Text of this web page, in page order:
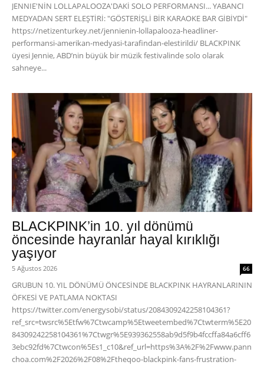
JENNIE'NİN LOLLAPALOOZA'DAKİ SOLO PERFORMANSI... YABANCI
MEDYADAN SERT ELEŞTİRİ: "GÖSTERİŞLİ BİR KARAOKE BAR GİBİYDİ"
https://netizenturkey.net/jennienin-lollapalooza-headliner-
performansi-amerikan-medyasi-tarafindan-elestirildi/ BLACKPINK
üyesi Jennie, ABD’nin büyük bir müzik festivalinde solo olarak
sahneye...
BLACKPINK’in 10. yıl dönümü
öncesinde hayranlar hayal kırıklığı
yaşıyor
5 Ağustos 2026 66
GRUBUN 10. YIL DÖNÜMÜ ÖNCESİNDE BLACKPINK HAYRANLARININ
ÖFKESİ VE PATLAMA NOKTASI
https://twitter.com/energysobi/status/2084309242258104361?
ref_src=twsrc%5Etfw%7Ctwcamp%5Etweetembed%7Ctwterm%5E20
84309242258104361%7Ctwgr%5E939362558ab9d5f9b4fccffa84a6cff6
3ebc92fd%7Ctwcon%5Es1_c10&ref_url=https%3A%2F%2Fwww.pann
choa.com%2F2026%2F08%2Ftheqoo-blackpink-fans-frustration-